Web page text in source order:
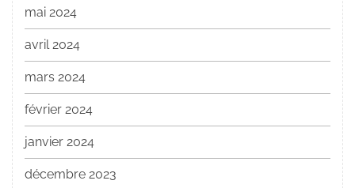
mai 2024
avril 2024
mars 2024
février 2024
janvier 2024
décembre 2023